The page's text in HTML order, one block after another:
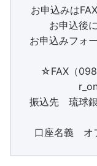
お申込みは
お申込後
お申込みフォ
☆FAX（
振込先 琉球
口座名義 オ